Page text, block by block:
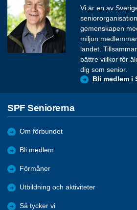
Vi är en av
gemenskapen
miljon
landet.
bättre villkor för
dig som senior.
Bli medlem i
SPF Seniorerna
Om förbundet
Bli medlem
Förmåner
Utbildning och aktiviteter
Så tycker vi